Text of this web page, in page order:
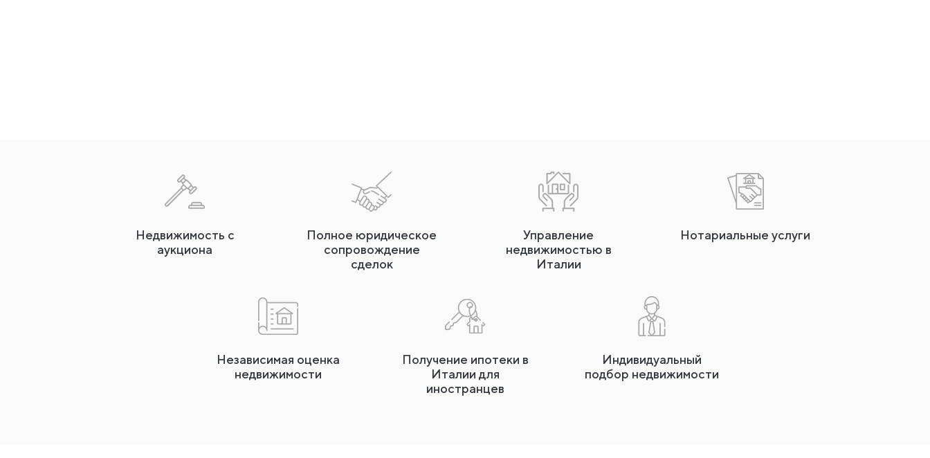
Недвижимость с
аукциона
Полное юридическое
сопровождение
сделок
Управление
недвижимостью в
Италии
Нотариальные услуги
Независимая оценка
недвижимости
Получение ипотеки в
Италии для
иностранцев
Индивидуальный
подбор недвижимости